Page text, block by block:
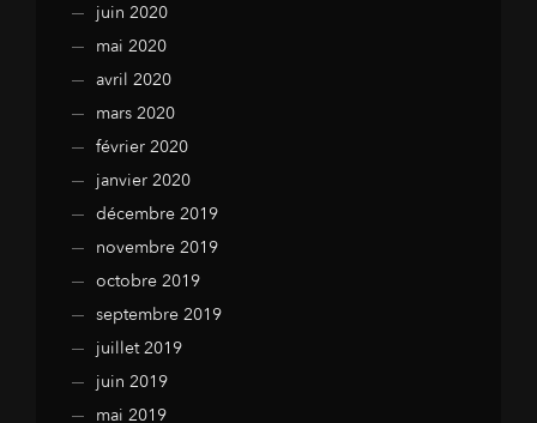
juin 2020
mai 2020
avril 2020
mars 2020
février 2020
janvier 2020
décembre 2019
novembre 2019
octobre 2019
septembre 2019
juillet 2019
juin 2019
mai 2019